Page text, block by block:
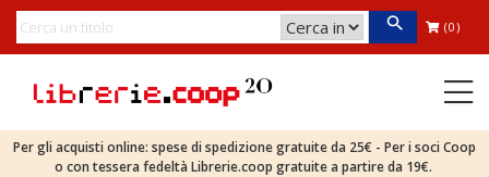
(0)
Per gli acquisti online: spese di spedizione gratuite da 25€ - Per i soci Coop
o con tessera fedeltà Librerie.coop gratuite a partire da 19€.